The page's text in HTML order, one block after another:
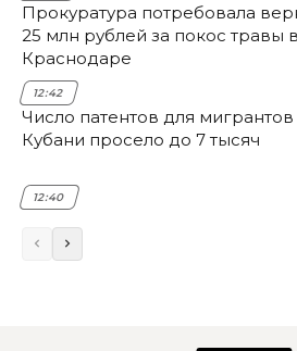
Прокуратура потребовала
25 млн рублей за покос травы в
Краснодаре
12:42
Число патентов для мигрантов
Кубани просело до 7 тысяч
12:40